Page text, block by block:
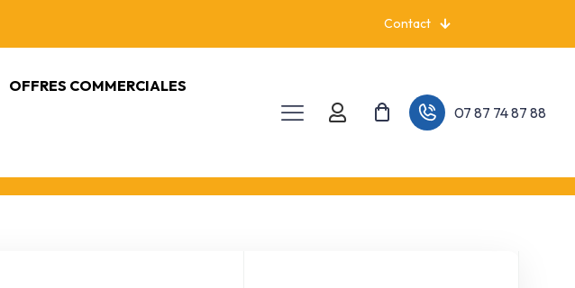
Contact
OFFRES COMMERCIALES
07 87 74 87 88